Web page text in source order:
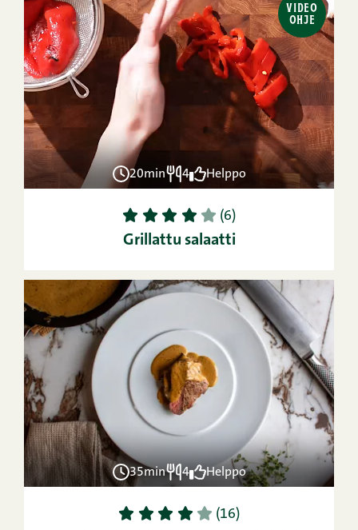
VIDEO
OHJE
20min 4 Helppo
1 2 3 4 5 (6)
Grillattu salaatti
35min 4 Helppo
1 2 3 4 5 (16)